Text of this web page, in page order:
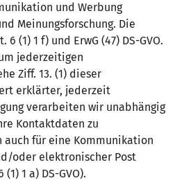
und Werbung
Meinungsforschung. Die
(1) 1 f) und ErwG (47) DS-GVO.
jederzeitigen
Ziff. 13. (1) dieser
erklärter, jederzeit
verarbeiten wir unabhängig
Kontaktdaten zu
auch für eine Kommunikation
oder elektronischer Post
1 a) DS-GVO).